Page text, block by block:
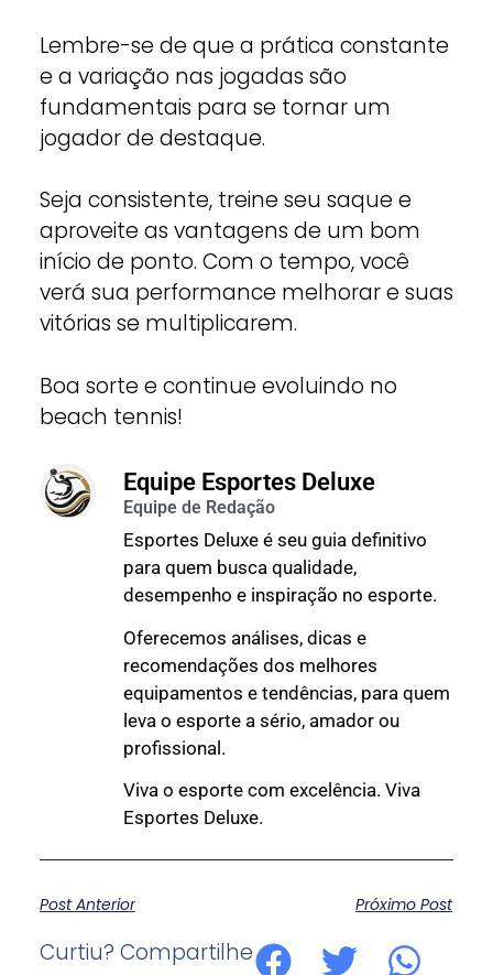
Lembre-se de que a prática constante
e a variação nas jogadas são
fundamentais para se tornar um
jogador de destaque.
Seja consistente, treine seu saque e
aproveite as vantagens de um bom
início de ponto. Com o tempo, você
verá sua performance melhorar e suas
vitórias se multiplicarem.
Boa sorte e continue evoluindo no
beach tennis!
Equipe Esportes Deluxe
Esportes Deluxe é seu guia definitivo
para quem busca qualidade,
desempenho e inspiração no esporte.
Oferecemos análises, dicas e
recomendações dos melhores
equipamentos e tendências, para quem
leva o esporte a sério, amador ou
profissional.
Viva o esporte com excelência. Viva
Esportes Deluxe.
Post Anterior Próximo Post
Curtiu? Compartilhe